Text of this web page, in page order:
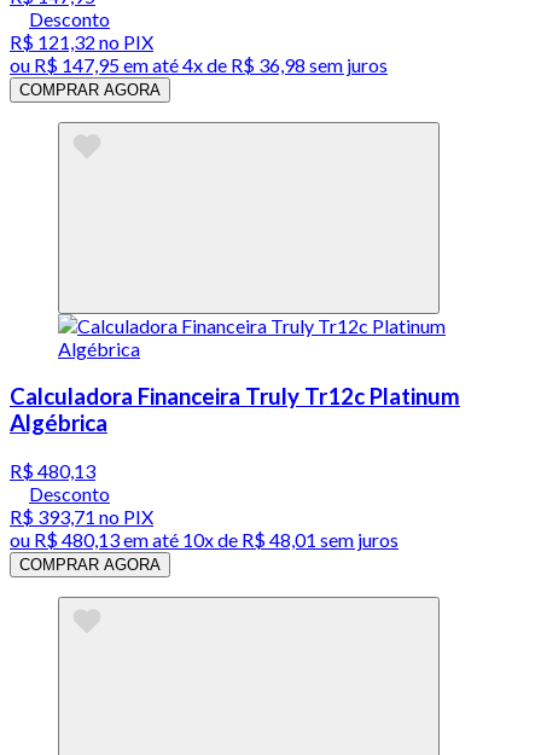
Desconto
R$ 121,32 no PIX
ou R$ 147,95em até4x de R$ 36,98 sem juros
COMPRAR AGORA
Calculadora Financeira Truly Tr12c Platinum
Algébrica
R$ 480,13
Desconto
R$ 393,71 no PIX
ou R$ 480,13em até 10x de R$ 48,01 sem juros
COMPRAR AGORA